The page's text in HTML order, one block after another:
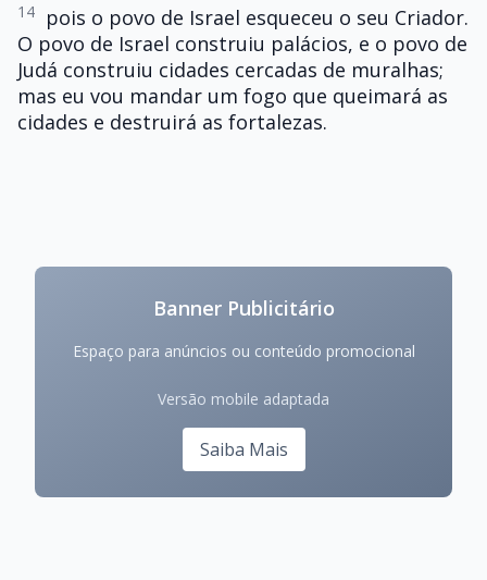
14
pois o povo de Israel esqueceu o seu Criador.
O povo de Israel construiu palácios, e o povo de
Judá construiu cidades cercadas de muralhas;
mas eu vou mandar um fogo que queimará as
cidades e destruirá as fortalezas.
Banner Publicitário
Espaço para anúncios ou conteúdo promocional
Versão mobile adaptada
Saiba Mais